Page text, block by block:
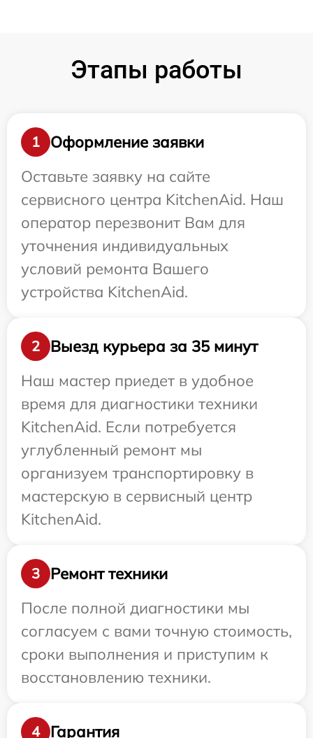
Этапы работы
1
Оформление заявки
Оставьте заявку на сайте
сервисного центра KitchenAid. Наш
оператор перезвонит Вам для
уточнения индивидуальных
условий ремонта Вашего
устройства KitchenAid.
2
Выезд курьера за 35 минут
Наш мастер приедет в удобное
время для диагностики техники
KitchenAid. Если потребуется
углубленный ремонт мы
организуем транспортировку в
мастерскую в сервисный центр
KitchenAid.
3
Ремонт техники
После полной диагностики мы
согласуем с вами точную стоимость,
сроки выполнения и приступим к
восстановлению техники.
4 Гарантия